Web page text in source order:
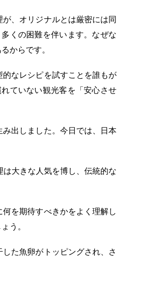
、オリジナルとは厳密には同
くの困難を伴います。なぜな
からです。
なレシピを試すことを誰もが
ていない観光客を「安心させ
出しました。今日では、日本
大きな人気を博し、伝統的な
を期待すべきかをよく理解し
う。
た魚卵がトッピングされ、さ